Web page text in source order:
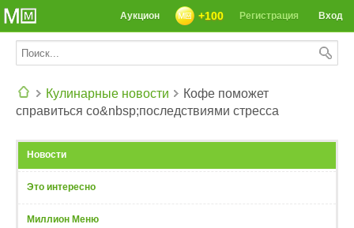
Вход
Регистрация
+100
Аукцион
Кулинарные новости
Кофе поможет
справиться со&nbsp;последствиями стресса
Новости
Это интересно
Миллион Меню